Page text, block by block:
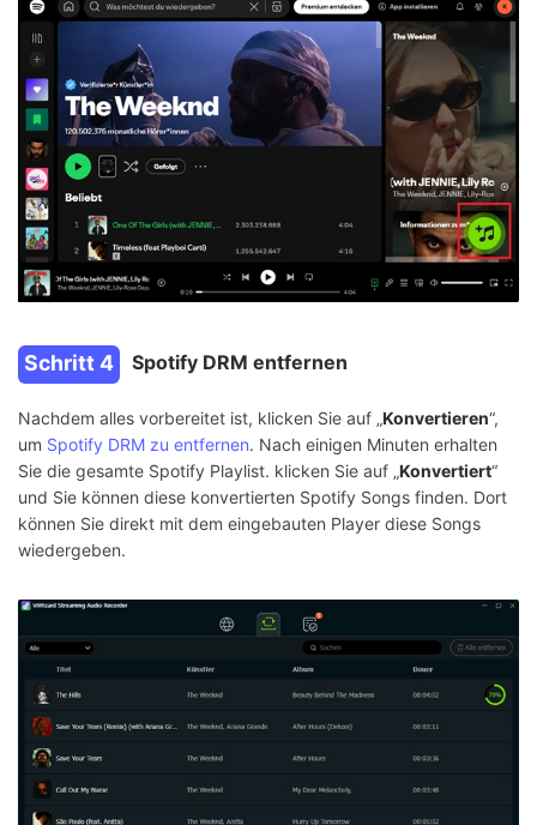
Schritt 4 Spotify DRM entfernen
Nachdem alles vorbereitet ist, klicken Sie auf „Konvertieren“,
um Spotify DRM zu entfernen. Nach einigen Minuten erhalten
Sie die gesamte Spotify Playlist. klicken Sie auf „Konvertiert“
und Sie können diese konvertierten Spotify Songs finden. Dort
können Sie direkt mit dem eingebauten Player diese Songs
wiedergeben.